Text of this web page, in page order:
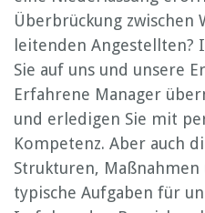
Überbrückung zwischen
leitenden Angestellten?
Sie auf uns und unsere
Erfahrene Manager
und erledigen Sie mit
Kompetenz. Aber auch
Strukturen, Maßnahmen
typische Aufgaben für